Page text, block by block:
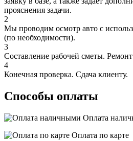
прояснения задачи.
2
Мы проводим осмотр авто с
(по необходимости).
3
Составление рабочей сметы.
4
Конечная проверка. Сдача клиенту.
Способы оплаты
Оплата
Оплата по карте